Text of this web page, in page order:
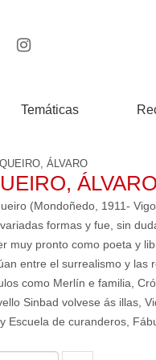
Temáticas
ÁLVARO
ÁLVARO
(Mondoñedo, 1911-
formas y fue, sin
muy pronto como poeta y
entre el surrealismo y las
como Merlín e familia,
Sinbad volvese ás illas,
Escuela de curanderos,